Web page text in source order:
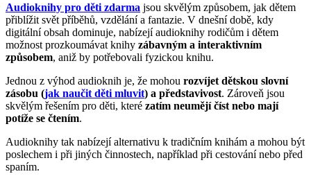
Audioknihy pro děti zdarma jsou skvělým způsobem, jak dětem
přiblížit svět příběhů, vzdělání a fantazie. V dnešní době, kdy
digitální obsah dominuje, nabízejí audioknihy rodičům i dětem
možnost prozkoumávat knihy zábavným a interaktivním
způsobem, aniž by potřebovali fyzickou knihu.
Jednou z výhod audioknih je, že mohou rozvíjet dětskou slovní
zásobu (jak naučit děti mluvit) a představivost. Zároveň jsou
skvělým řešením pro děti, které zatím neumějí číst nebo mají
potíže se čtením.
Audioknihy tak nabízejí alternativu k tradičním knihám a mohou být
poslechem i při jiných činnostech, například při cestování nebo před
spaním.